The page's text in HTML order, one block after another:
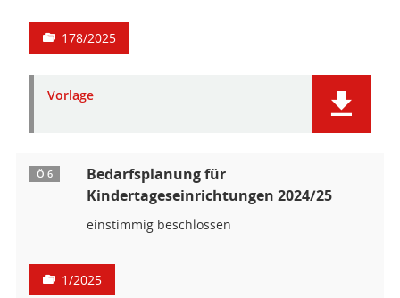
178/2025
Vorlage
Ö 6
Bedarfsplanung für
Kindertageseinrichtungen 2024/25
einstimmig beschlossen
1/2025